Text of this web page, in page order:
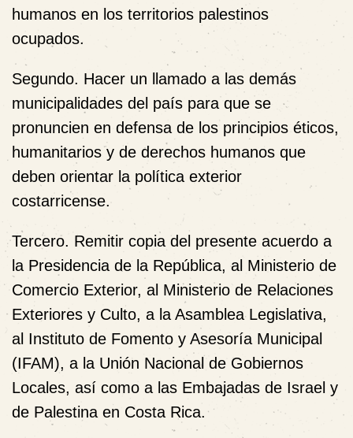
humanos en los territorios palestinos
ocupados.
Segundo. Hacer un llamado a las demás
municipalidades del país para que se
pronuncien en defensa de los principios éticos,
humanitarios y de derechos humanos que
deben orientar la política exterior
costarricense.
Tercero. Remitir copia del presente acuerdo a
la Presidencia de la República, al Ministerio de
Comercio Exterior, al Ministerio de Relaciones
Exteriores y Culto, a la Asamblea Legislativa,
al Instituto de Fomento y Asesoría Municipal
(IFAM), a la Unión Nacional de Gobiernos
Locales, así como a las Embajadas de Israel y
de Palestina en Costa Rica.